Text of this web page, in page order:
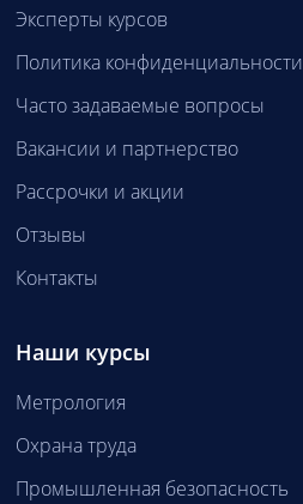
Эксперты курсов
Политика конфиденциальности
Часто задаваемые вопросы
Вакансии и партнерство
Рассрочки и акции
Отзывы
Контакты
Наши курсы
Метрология
Охрана труда
Промышленная безопасность